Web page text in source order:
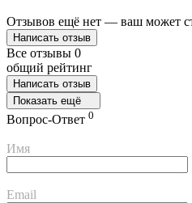
Отзывов ещё нет — ваш может
Написать отзыв
Все отзывы 0
общий рейтинг
Написать отзыв
Показать ещё
Вопрос-Ответ 0
Имя
Email